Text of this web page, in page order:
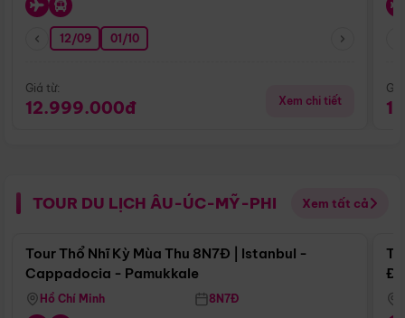
12/09 01/10
Giá từ:
12.999.000đ Xem chi tiết
TOUR DU LỊCH ÂU-ÚC-MỸ-PHI Xem tất cả
Điểm nổi bật
Tour Thổ Nhĩ Kỳ Mùa Thu 8N7Đ | Istanbul -
Cappadocia - Pamukkale
Hồ Chí Minh 8N7Đ